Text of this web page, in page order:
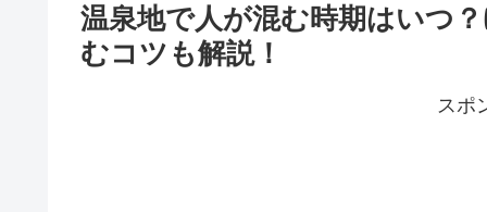
温泉地で人が混む時期はいつ
むコツも解説！
スポ